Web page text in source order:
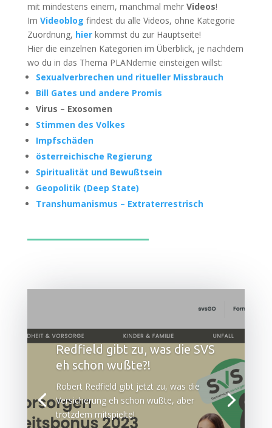
mit min­des­tens einem, manch­mal mehr Vide­os!
Im Video­blog fin­dest du alle Vide­os, ohne Kate­go­rie
Zuord­nung, hierkommst du zur Hauptseite!
Hier die ein­zel­nen Kate­go­rien im Über­blick, je nach­dem
wo du in das The­ma PLAN­de­mie ein­stei­gen willst:
Sexu­al­ver­bre­chen und ritu­el­ler Missbrauch
Bill Gates und ande­re Promis
Virus – Exosomen
Stim­men des Volkes
Impf­schä­den
öster­rei­chi­sche Regierung
Spi­ri­tua­li­tät und Bewußtsein
Geo­po­li­tik (Deep State)
Trans­hu­ma­nis­mus – Extra­ter­res­trisch
Redfield gibt zu, was die SVS
eh schon wußte?!
Robert Red­field gibt jetzt zu, was die
Ver­si­che­rung eh schon wuß­te, aber
trotz­dem mitspielte!